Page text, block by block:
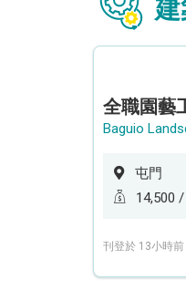
建
全職園藝
Baguio
屯門
14,500
刊登於 13小時前